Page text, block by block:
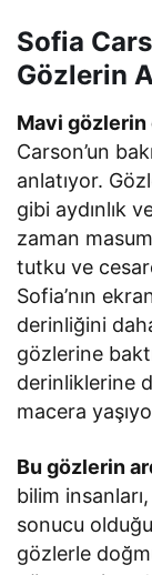
Sofia
Gözlerin
Mavi
Carson’un
anlatıyor.
gibi aydınlık
zaman
tutku ve
Sofia’nın
derinliğini
gözlerine
derinliklerine
macera
Bu gözlerin
bilim
sonucu
gözlerle